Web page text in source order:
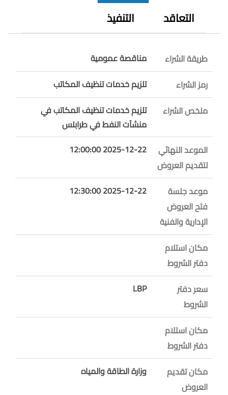
التعاقد
التنفيذ
طريقة الشراء
مناقصة عمومية
رمز الشراء
تلزيم خدمات تنظيف المكاتب
ملخص الشراء
تلزيم خدمات تنظيف المكاتب في
منشآت النفط في طرابلس
الموعد النهائي
لتقديم العروض
2025-12-22 12:00:00
موعد جلسة
فتح العروض
الإدارية والفنية
2025-12-22 12:30:00
مكان استلام
دفتر الشروط
سعر دفتر
الشروط
LBP
مكان استلام
دفتر الشروط
مكان تقديم
العروض
وزارة الطاقة والمياه